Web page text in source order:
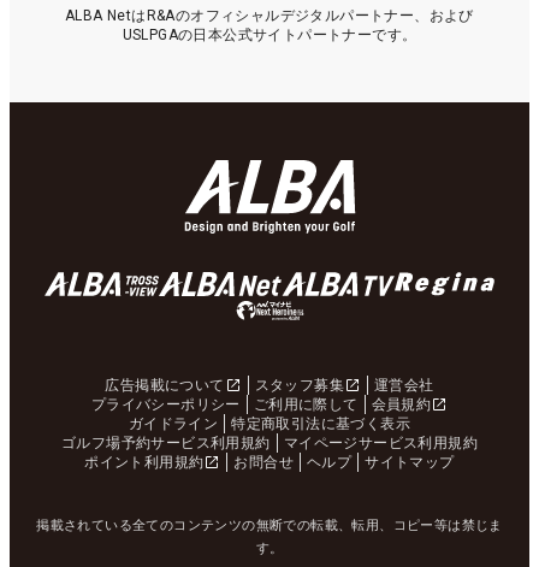
ALBA NetはR&Aのオフィシャルデジタルパートナー、および
USLPGAの日本公式サイトパートナーです。
広告掲載について スタッフ募集
運営会社
プライバシーポリシー
ご利用に際して
会員規約
ガイドライン
特定商取引法に基づく表示
ゴルフ場予約サービス利用規約
マイページサービス利用規約
ポイント利用規約
お問合せ ヘルプ サイトマップ
掲載されている全てのコンテンツの無断での転載、転用、コピー等は禁じま
す。